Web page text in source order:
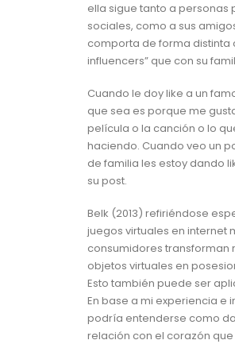
ella sigue tanto a personas
sociales, como a sus
comporta de forma distinta
influencers” que con su
Cuando le doy like a un
que sea es porque me
película o la canción o lo
haciendo. Cuando veo un
de familia les estoy dando
su post.
Belk (2013) refiriéndose
juegos virtuales en internet
consumidores transforman
objetos virtuales en
Esto también puede ser
En base a mi experiencia e
podría entenderse como
relación con el corazón